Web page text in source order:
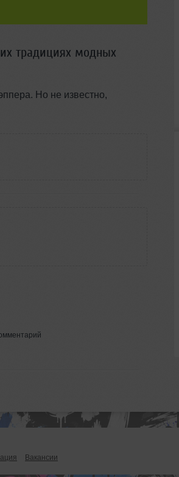
традициях модных
Но не известно,
Вакансии